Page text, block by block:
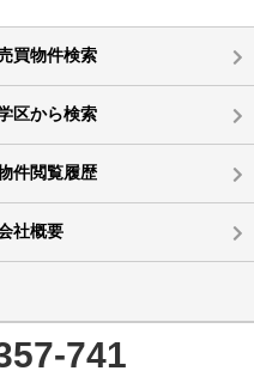
買物件検索
区から検索
件閲覧履歴
社概要
741